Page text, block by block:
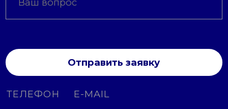
Отправить заявку
ТЕЛЕФОН E-MAIL